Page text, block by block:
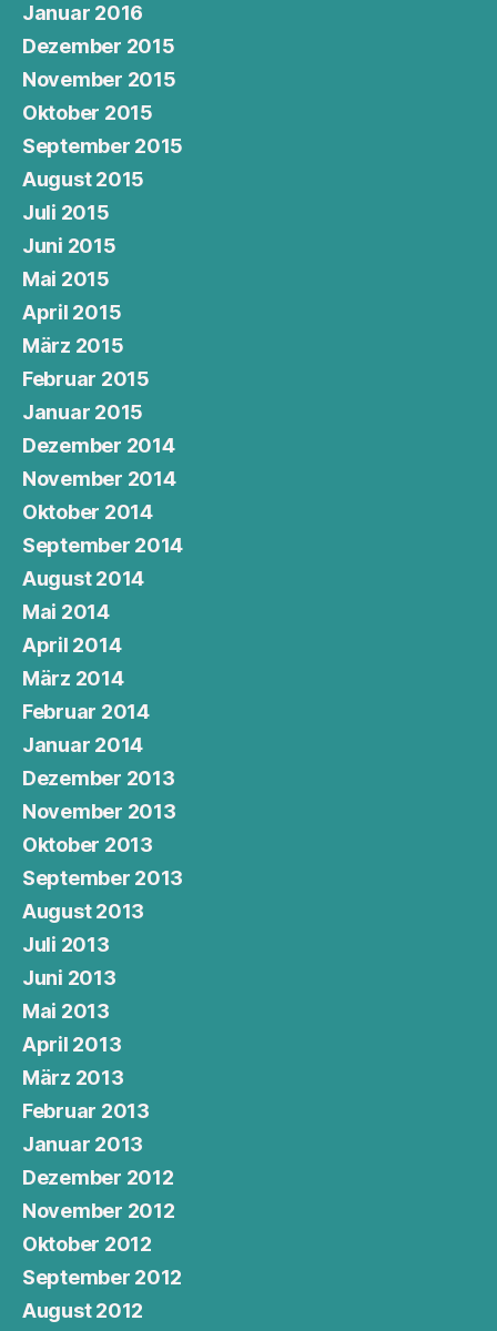
Januar 2016
Dezember 2015
November 2015
Oktober 2015
September 2015
August 2015
Juli 2015
Juni 2015
Mai 2015
April 2015
März 2015
Februar 2015
Januar 2015
Dezember 2014
November 2014
Oktober 2014
September 2014
August 2014
Mai 2014
April 2014
März 2014
Februar 2014
Januar 2014
Dezember 2013
November 2013
Oktober 2013
September 2013
August 2013
Juli 2013
Juni 2013
Mai 2013
April 2013
März 2013
Februar 2013
Januar 2013
Dezember 2012
November 2012
Oktober 2012
September 2012
August 2012